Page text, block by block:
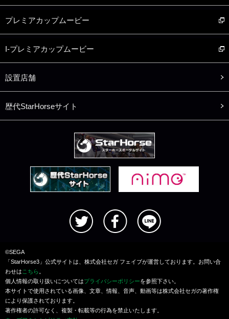
プレミアカップムービー
I-プレミアカップムービー
設置店舗
歴代StarHorseサイト
©SEGA
「StarHorse3」公式サイトは、株式会社セガ フェイブが運営しております。お問い合
わせは こちら 。
個人情報の取り扱いについてはプライバシーポリシーを参照下さい。
本サイトで使用されている画像、文章、情報、音声、動画等は株式会社セガの著作権
により保護されております。
著作権者の許可なく、複製・転載等の行為を禁止いたします。